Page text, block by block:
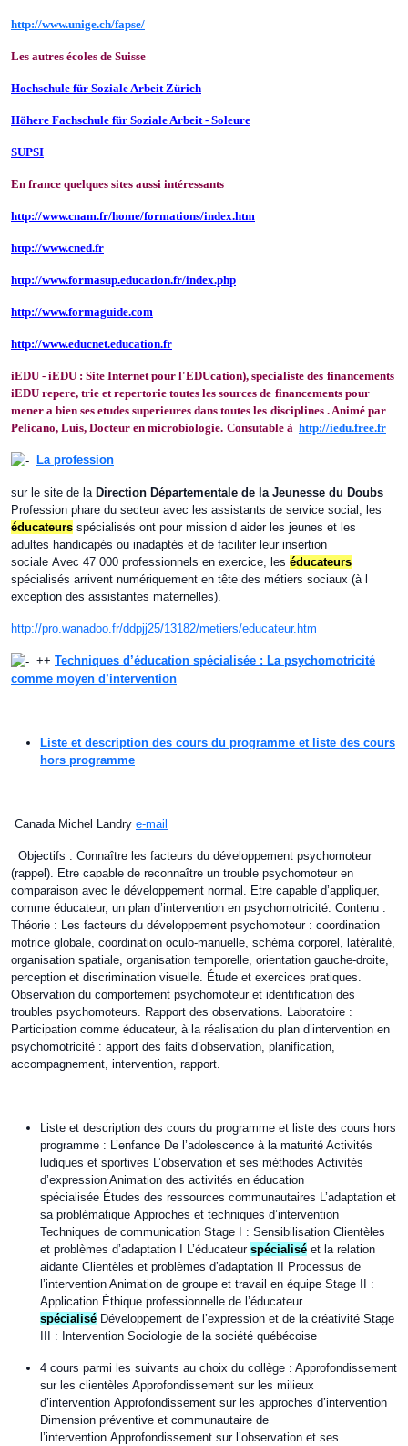
http://www.unige.ch/fapse/
Les autres écoles de Suisse
Hochschule für Soziale Arbeit Zürich
Höhere Fachschule für Soziale Arbeit - Soleure
SUPSI
En france quelques sites aussi intéressants
http://www.cnam.fr/home/formations/index.htm
http://www.cned.fr
http://www.formasup.education.fr/index.php
http://www.formaguide.com
http://www.educnet.education.fr
iEDU - iEDU : Site Internet pour l'EDUcation), specialiste des financements
iEDU repere, trie et repertorie toutes les sources de financements pour
mener a bien ses etudes superieures dans toutes les disciplines . Animé par
Pelicano, Luis, Docteur en microbiologie. Consutable à http://iedu.free.fr
La profession
sur le site de la Direction Départementale de la Jeunesse du Doubs
Profession phare du secteur avec les assistants de service social, les
éducateurs spécialisés ont pour mission d aider les jeunes et les
adultes handicapés ou inadaptés et de faciliter leur insertion
sociale Avec 47 000 professionnels en exercice, les éducateurs
spécialisés arrivent numériquement en tête des métiers sociaux (à l
exception des assistantes maternelles).
http://pro.wanadoo.fr/ddpjj25/13182/metiers/educateur.htm
++ Techniques d’éducation spécialisée : La psychomotricité
comme moyen d’intervention
Liste et description des cours du programme et liste des cours
hors programme
Canada Michel Landry e-mail
Objectifs : Connaître les facteurs du développement psychomoteur
(rappel). Etre capable de reconnaître un trouble psychomoteur en
comparaison avec le développement normal. Etre capable d’appliquer,
comme éducateur, un plan d’intervention en psychomotricité. Contenu :
Théorie : Les facteurs du développement psychomoteur : coordination
motrice globale, coordination oculo-manuelle, schéma corporel, latéralité,
organisation spatiale, organisation temporelle, orientation gauche-droite,
perception et discrimination visuelle. Étude et exercices pratiques.
Observation du comportement psychomoteur et identification des
troubles psychomoteurs. Rapport des observations. Laboratoire :
Participation comme éducateur, à la réalisation du plan d’intervention en
psychomotricité : apport des faits d’observation, planification,
accompagnement, intervention, rapport.
Liste et description des cours du programme et liste des cours hors
programme : L’enfance De l’adolescence à la maturité Activités
ludiques et sportives L’observation et ses méthodes Activités
d’expression Animation des activités en éducation
spécialisée Études des ressources communautaires L’adaptation et
sa problématique Approches et techniques d’intervention
Techniques de communication Stage I : Sensibilisation Clientèles
et problèmes d’adaptation I L’éducateur spécialisé et la relation
aidante Clientèles et problèmes d’adaptation II Processus de
l’intervention Animation de groupe et travail en équipe Stage II :
Application Éthique professionnelle de l’éducateur
spécialisé Développement de l’expression et de la créativité Stage
III : Intervention Sociologie de la société québécoise
4 cours parmi les suivants au choix du collège : Approfondissement
sur les clientèles Approfondissement sur les milieux
d’intervention Approfondissement sur les approches d’intervention
Dimension préventive et communautaire de
l’intervention Approfondissement sur l’observation et ses